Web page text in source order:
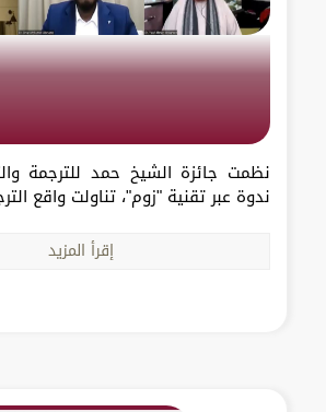
نظمت جائزة الشيخ حمد للترجمة
ندوة عبر تقنية "زوم"، تناولت واقع
إقرأ المزيد